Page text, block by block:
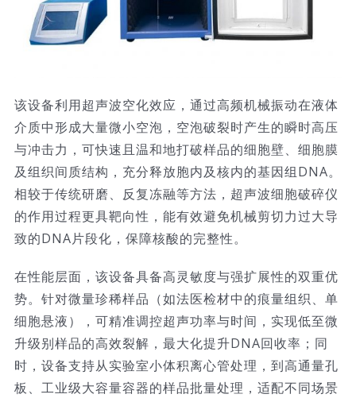
该设备利用超声波空化效应，通过高频机械振动在液体
介质中形成大量微小空泡，空泡破裂时产生的瞬时高压
与冲击力，可快速且温和地打破样品的细胞壁、细胞膜
及组织间质结构，充分释放胞内及核内的基因组DNA。
相较于传统研磨、反复冻融等方法，超声波细胞破碎仪
的作用过程更具靶向性，能有效避免机械剪切力过大导
致的DNA片段化，保障核酸的完整性。
在性能层面，该设备具备高灵敏度与强扩展性的双重优
势。针对微量珍稀样品（如法医检材中的痕量组织、单
细胞悬液），可精准调控超声功率与时间，实现低至微
升级别样品的高效裂解，最大化提升DNA回收率；同
时，设备支持从实验室小体积离心管处理，到高通量孔
板、工业级大容量容器的样品批量处理，适配不同场景